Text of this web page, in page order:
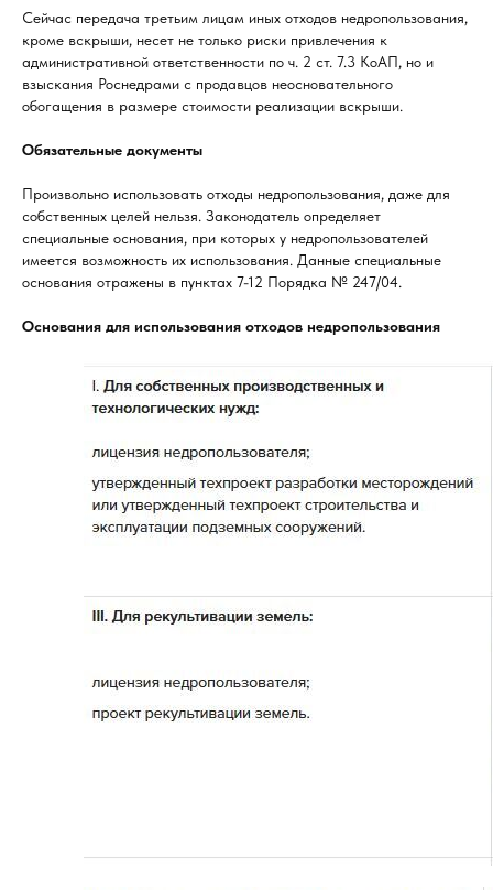
Сейчас передача третьим лицам иных отходов недропользования,
кроме вскрыши, несет не только риски привлечения к
административной ответственности по ч. 2 ст. 7.3 КоАП, но и
взыскания Роснедрами с продавцов неосновательного
обогащения в размере стоимости реализации вскрыши.
Обязательные документы
Произвольно использовать отходы недропользования, даже для
собственных целей нельзя. Законодатель определяет
специальные основания, при которых у недропользователей
имеется возможность их использования. Данные специальные
основания отражены в пунктах 7-12 Порядка № 247/04.
Основания для использования отходов недропользования